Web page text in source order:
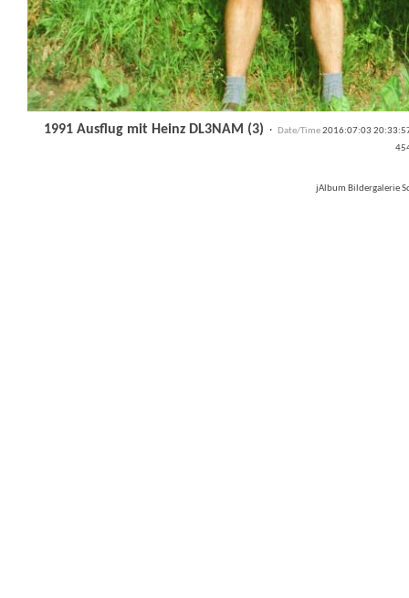
1991 Ausflug mit Heinz DL3NAM (3) · Date/Time2016:07:03
jAlbum Bildergalerie